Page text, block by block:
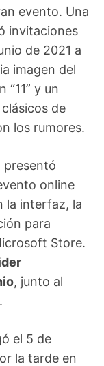
evento. Una
invitaciones
de 2021 a
imagen del
y un
de
los rumores.
presentó
online
la interfaz, la
para
Store.
, junto al
el 5 de
la tarde en